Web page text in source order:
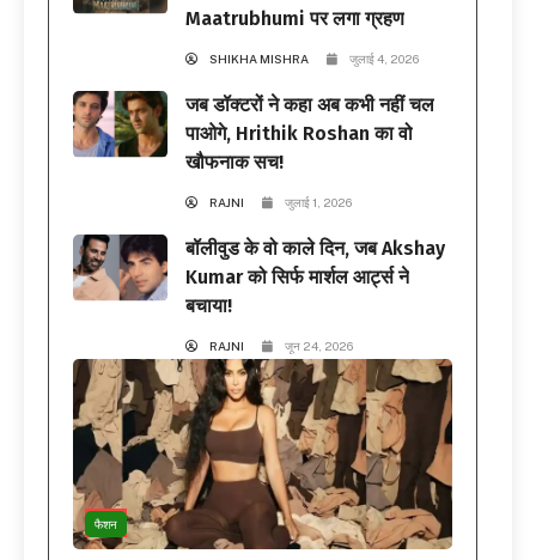
Maatrubhumi पर लगा ग्रहण
SHIKHA MISHRA जुलाई 4, 2026
जब डॉक्टरों ने कहा अब कभी नहीं चल
पाओगे, Hrithik Roshan का वो
खौफनाक सच!
RAJNI जुलाई 1, 2026
बॉलीवुड के वो काले दिन, जब Akshay
Kumar को सिर्फ मार्शल आर्ट्स ने
बचाया!
RAJNI जून 24, 2026
फैशन